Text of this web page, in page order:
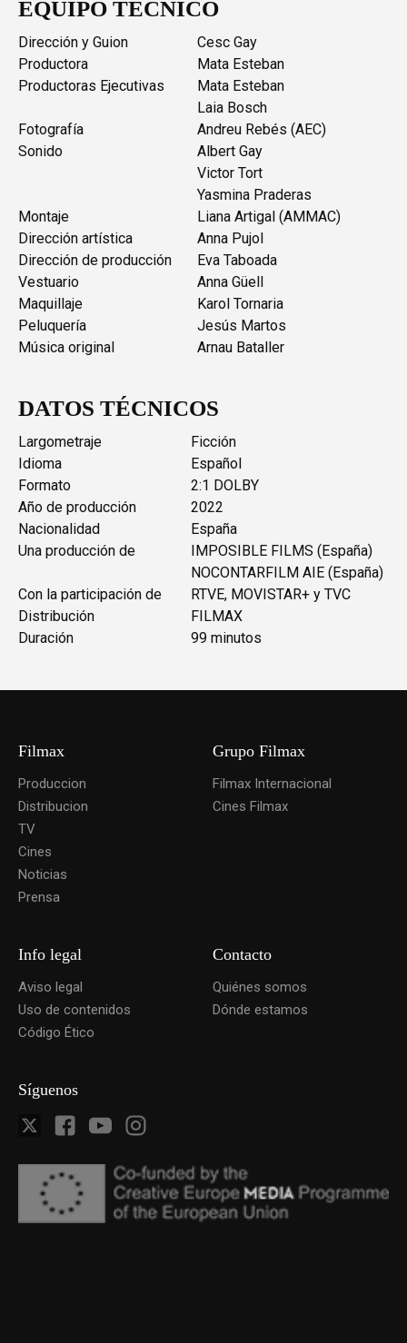
EQUIPO TÉCNICO
Dirección y Guion
Cesc Gay
Productora
Mata Esteban
Productoras Ejecutivas
Mata Esteban
Laia Bosch
Fotografía
Andreu Rebés (AEC)
Sonido
Albert Gay
Victor Tort
Yasmina Praderas
Montaje
Liana Artigal (AMMAC)
Dirección artística
Anna Pujol
Dirección de producción
Eva Taboada
Vestuario
Anna Güell
Maquillaje
Karol Tornaria
Peluquería
Jesús Martos
Música original
Arnau Bataller
DATOS TÉCNICOS
Largometraje
Ficción
Idioma
Español
Formato
2:1 DOLBY
Año de producción
2022
Nacionalidad
España
Una producción de
IMPOSIBLE FILMS (España)
NOCONTARFILM AIE (España)
Con la participación de
RTVE, MOVISTAR+ y TVC
Distribución
FILMAX
Duración
99 minutos
Filmax
Produccion
Distribucion
TV
Cines
Noticias
Prensa
Grupo Filmax
Filmax Internacional
Cines Filmax
Info legal
Aviso legal
Uso de contenidos
Código Ético
Contacto
Quiénes somos
Dónde estamos
Síguenos